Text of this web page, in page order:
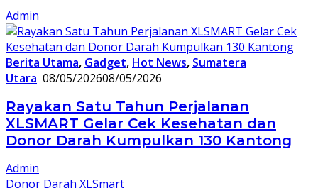
Admin
Berita Utama, Gadget, Hot News, Sumatera
Utara 08/05/202608/05/2026
Rayakan Satu Tahun Perjalanan
XLSMART Gelar Cek Kesehatan dan
Donor Darah Kumpulkan 130 Kantong
Admin
Donor Darah XLSmart